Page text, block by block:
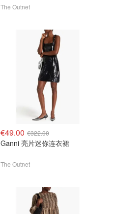
The Outnet
€49.00 €322.00
Ganni 亮片迷你连衣裙
The Outnet